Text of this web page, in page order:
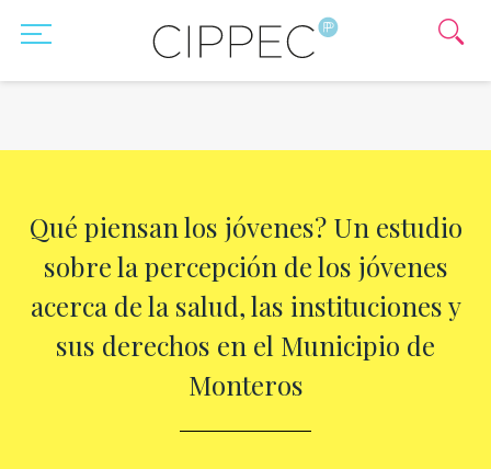
Qué piensan los jóvenes? Un estudio
sobre la percepción de los jóvenes
acerca de la salud, las instituciones y
sus derechos en el Municipio de
Monteros